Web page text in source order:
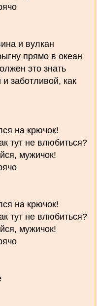
и вулкан
прямо в океан
это знать
заботливой, как
на крючок!
тут не влюбиться?
мужичок!
на крючок!
тут не влюбиться?
мужичок!